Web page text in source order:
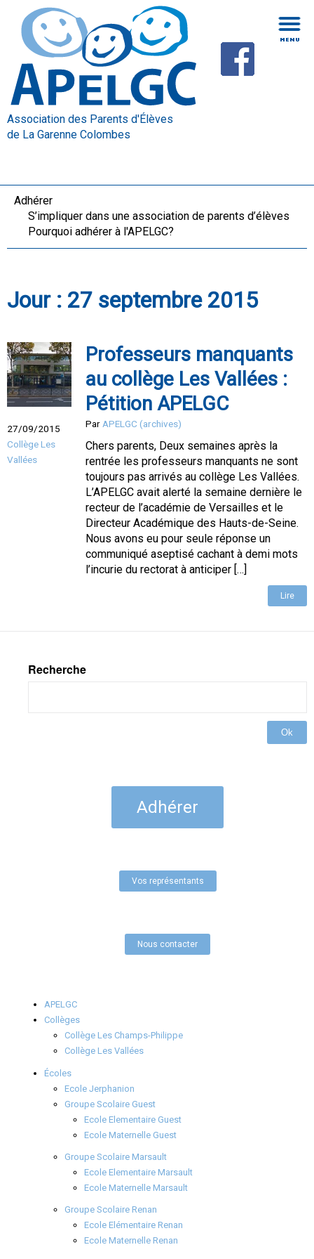
Association des Parents d'Élèves
de La Garenne Colombes
Adhérer
S’impliquer dans une association de parents d’élèves
Pourquoi adhérer à l'APELGC?
Jour : 27 septembre 2015
27/09/2015
Collège Les
Vallées
Professeurs manquants
au collège Les Vallées :
Pétition APELGC
Par APELGC (archives)
Chers parents, Deux semaines après la
rentrée les professeurs manquants ne sont
toujours pas arrivés au collège Les Vallées.
L’APELGC avait alerté la semaine dernière le
recteur de l’académie de Versailles et le
Directeur Académique des Hauts-de-Seine.
Nous avons eu pour seule réponse un
communiqué aseptisé cachant à demi mots
l’incurie du rectorat à anticiper […]
Lire
Recherche
Ok
Adhérer
Vos représentants
Nous contacter
APELGC
Collèges
Collège Les Champs-Philippe
Collège Les Vallées
Écoles
Ecole Jerphanion
Groupe Scolaire Guest
Ecole Elementaire Guest
Ecole Maternelle Guest
Groupe Scolaire Marsault
Ecole Elementaire Marsault
Ecole Maternelle Marsault
Groupe Scolaire Renan
Ecole Elémentaire Renan
Ecole Maternelle Renan